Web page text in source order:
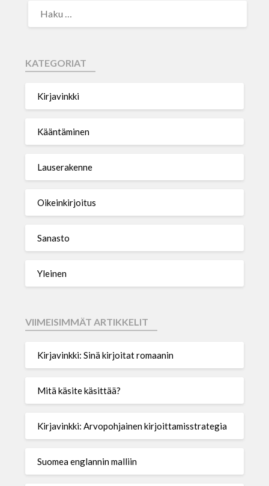
KATEGORIAT
Kirjavinkki
Kääntäminen
Lauserakenne
Oikeinkirjoitus
Sanasto
Yleinen
VIIMEISIMMÄT ARTIKKELIT
Kirjavinkki: Sinä kirjoitat romaanin
Mitä käsite käsittää?
Kirjavinkki: Arvopohjainen kirjoittamisstrategia
Suomea englannin malliin